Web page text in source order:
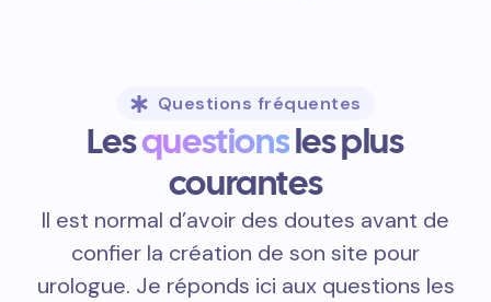
Questions fréquentes
Lesquestionsles plus
courantes
Il est normal d’avoir des doutes avant de
confier la création de son site pour
urologue. Je réponds ici aux questions les